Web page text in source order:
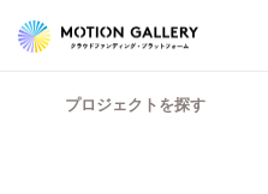
プロジェクトを探す